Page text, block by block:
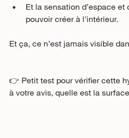
Et la sensation d’espace et
pouvoir créer à l'intérieur.
Et ça, ce n’est jamais visible
👉 Petit test pour vérifier cette
à votre avis, quelle est la